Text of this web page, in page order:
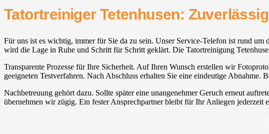
Tatortreiniger Tetenhusen:
Für uns ist es wichtig, immer für Sie da zu sein. Unser Service-Telefon ist rund
wird die Lage in Ruhe und Schritt für Schritt geklärt. Die Tatortreinigung
Transparente Prozesse für Ihre Sicherheit. Auf Ihren Wunsch erstellen wir
geeigneten Testverfahren. Nach Abschluss erhalten Sie eine eindeutige
Nachbetreuung gehört dazu. Sollte später eine unangenehmer Geruch erneut
übernehmen wir zügig. Ein fester Ansprechpartner bleibt für Ihr Anliegen jederzeit